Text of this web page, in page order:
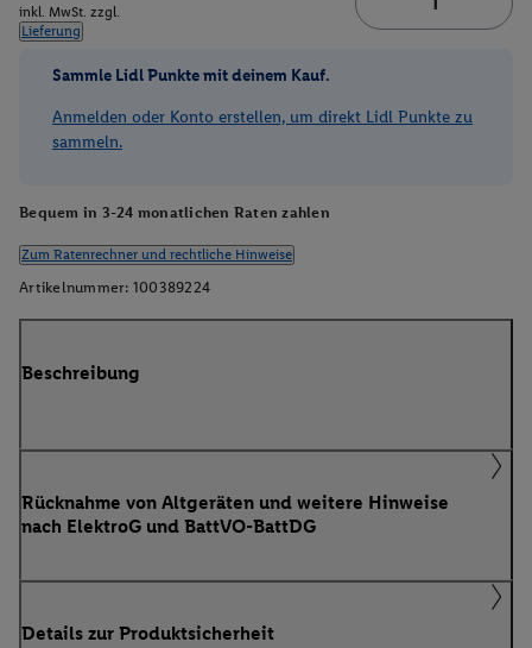
inkl. MwSt. zzgl.
Lieferung
Sammle Lidl Punkte mit deinem Kauf.
Anmelden oder Konto erstellen, um direkt Lidl Punkte zu
sammeln.
Bequem in 3-24 monatlichen Raten zahlen
Zum Ratenrechner und rechtliche Hinweise
Artikelnummer: 100389224
Beschreibung
Rücknahme von Altgeräten und weitere Hinweise
nach ElektroG und BattVO-BattDG
Details zur Produktsicherheit